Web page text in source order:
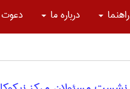
راهنما درباره ما